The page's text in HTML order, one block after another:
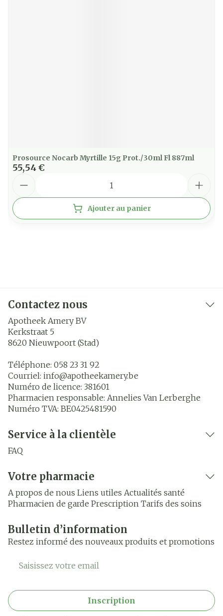
Prosource Nocarb Myrtille 15g Prot./30ml Fl 887ml
55,54 €
Ajouter au panier
Contactez nous
Apotheek Amery BV
Kerkstraat 5
8620 Nieuwpoort (Stad)
Téléphone: 058 23 31 92
Courriel: info@apotheekamery.be
Numéro de licence: 381601
Pharmacien responsable: Annelies Van Lerberghe
Numéro TVA: BE0425481590
Service à la clientèle
FAQ
Votre pharmacie
A propos de nous Liens utiles Actualités santé
Pharmacien de garde Prescription Tarifs des soins
Bulletin d’information
Restez informé des nouveaux produits et promotions
Adresse mail
Inscription